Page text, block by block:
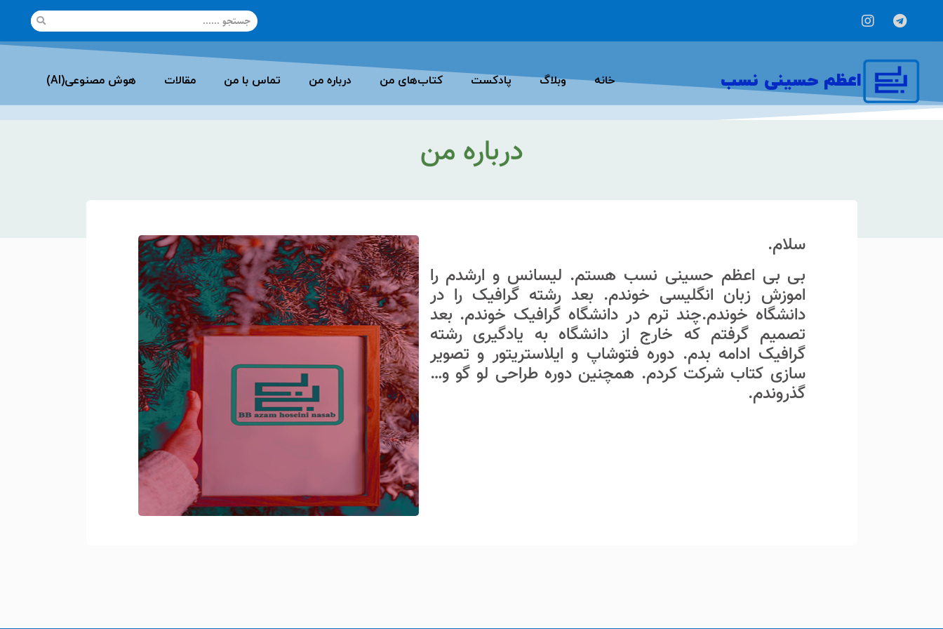
اعظم حسینی نسب خانه وبلاگ پادکست کتاب‌های من درباره من تماس با من مقالات هوش مصنوعی(AI)
درباره من
سلام.
بی بی اعظم حسینی نسب هستم. لیسانس و ارشدم را
اموزش زبان انگلیسی خوندم. بعد رشته گرافیک را در
دانشگاه خوندم.چند ترم در دانشگاه گرافیک خوندم. بعد
تصمیم گرفتم که خارج از دانشگاه به یادگیری رشته
گرافیک ادامه بدم. دوره فتوشاپ و ایلاستریتور و تصویر
سازی کتاب شرکت کردم. همچنین دوره طراحی لو گو و…
گذروندم.